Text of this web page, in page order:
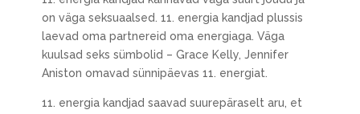
on väga seksuaalsed. 11. energia kandjad plussis
laevad oma partnereid oma energiaga. Väga
kuulsad seks sümbolid – Grace Kelly, Jennifer
Aniston omavad sünnipäevas 11. energiat.
11. energia kandjad saavad suurepäraselt aru, et